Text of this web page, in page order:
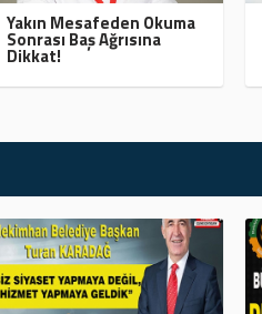
Yakın Mesafeden Okuma
Sonrası Baş Ağrısına
Dikkat!